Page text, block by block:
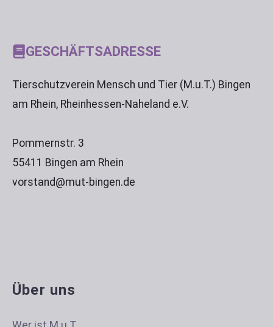
GESCHÄFTSADRESSE
Tierschutzverein Mensch und Tier (M.u.T.) Bingen
am Rhein, Rheinhessen-Naheland e.V.
Pommernstr. 3
55411 Bingen am Rhein
vorstand@mut-bingen.de
Über uns